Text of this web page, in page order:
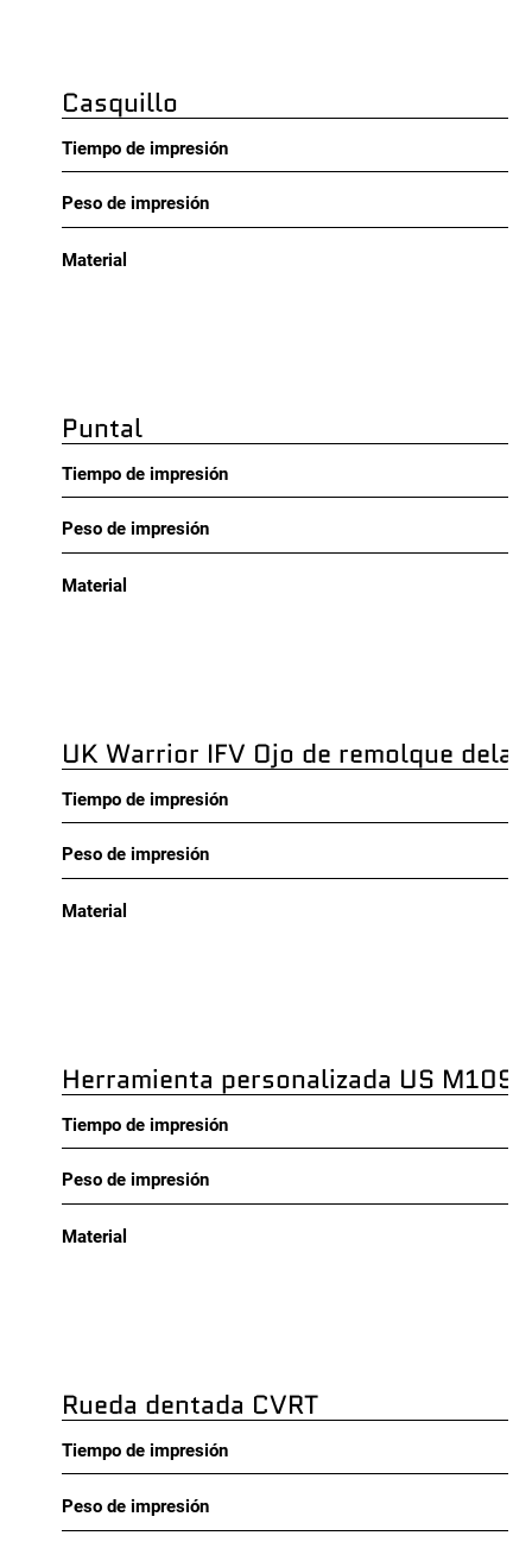
Casquillo
Tiempo de impresión
Peso de impresión
Material
Puntal
Tiempo de impresión
Peso de impresión
Material
UK Warrior IFV Ojo de remolque
Tiempo de impresión
Peso de impresión
Material
Herramienta personalizada US M109
Tiempo de impresión
Peso de impresión
Material
Rueda dentada CVRT
Tiempo de impresión
Peso de impresión